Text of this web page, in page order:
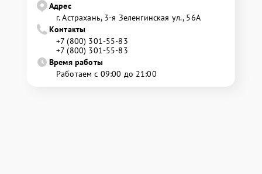
Адрес
г. Астрахань, 3-я Зеленгинская ул., 56А
Контакты
+7 (800) 301-55-83
+7 (800) 301-55-83
Время работы
Работаем с 09:00 до 21:00